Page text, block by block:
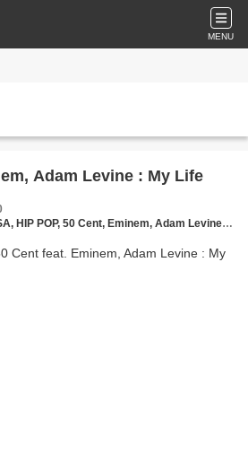
MENU
Adam Levine : My Life
50 Cent, Eminem, Adam Levine, EU, ma solange Oussou